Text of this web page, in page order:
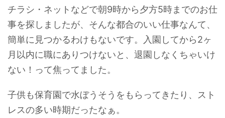
チラシ・ネットなどで朝9時から夕方5時までのお仕
事を探しましたが、そんな都合のいい仕事なんて、
簡単に見つかるわけもないです。入園してから2ヶ
月以内に職にありつけないと、退園しなくちゃいけ
ない！って焦ってました。
子供も保育園で水ぼうそうをもらってきたり、スト
レスの多い時期だったなぁ。